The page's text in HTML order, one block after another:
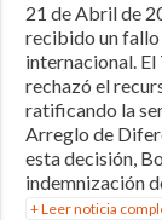
21 de Abril de
recibido un fallo
internacional. El
rechazó el
ratificando la
Arreglo de
esta decisión,
indemnización
+ Leer noticia